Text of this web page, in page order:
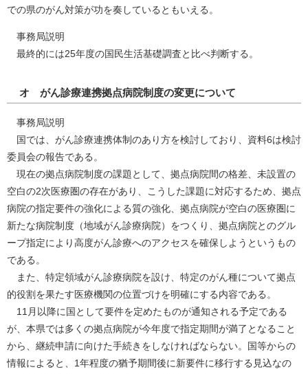
での県のがん対策が功を奏しているともいえる。
事務局説明
最終的には25年度の国民生活基礎調査と比べ判断する。
オ がん診療連携拠点病院制度の変更について
事務局説明
国では、がん診療連携体制のあり方を検討しており、資料6は検討
委員会の報告である。
現在の拠点病院制度の課題として、拠点病院間の格差、未設置の
空白の2次医療圏の存在があり、こうした課題に対応するため、拠点
病院の指定要件の強化による質の強化、拠点病院が空白の医療圏に
新たな病院制度（地域がん診療病院）をつくり、拠点病院とのグル
ープ指定により高度がん診療へのアクセスを確保しようというもの
である。
また、特定領域がん診療病院を設け、特定のがん種について拠点
的役割を果たす医療機関の位置づけを明確にする内容である。
11月以降に国として要件を定めたものが通知される予定である
が、本県では多くの拠点病院が今年度で指定期間が満了となること
から、継続申請に向けた手続きをしなければならない。国等からの
情報によると、1年程度の猶予期間後に新要件に移行する見込なの